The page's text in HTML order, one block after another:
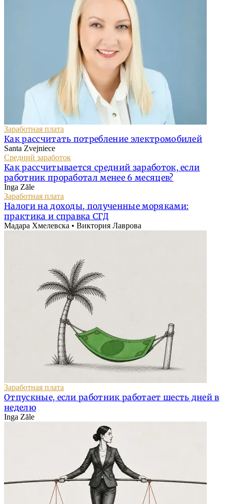
Заработная плата
Как рассчитать потребление электромобилей
Santa Zvejniece
Средний заработок
Как рассчитывается средний заработок, если
работник проработал менее 6 месяцев?
Inga Zāle
Заработная плата
Налоги на доходы, полученные моряками:
практика и справка СГД
Мадара Хмелевска • Виктория Лаврова
Заработная плата
Отпускные, если работник работает шесть дней в
неделю
Inga Zāle